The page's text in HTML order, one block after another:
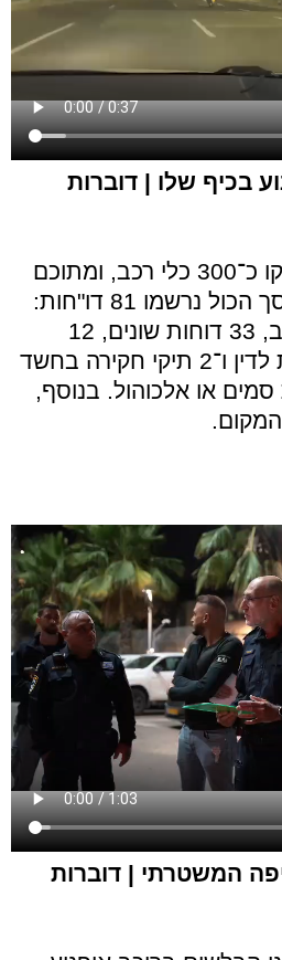
בכיף שלו | דוברות
במהלך הפעילות נבדקו כ־300 כלי רכב, ומתוכם
66 הורדו מהכביש. בסך הכול נרשמו 81 דו"חות:
32 בגין אי־תקינות רכב, 33 דוחות שונים, 12
דוחות רעש, 2 הזמנות לדין ו־2 תיקי חקירה בחשד
או אלכוהול. בנוסף,
המקום.
המשטרתי | דוברות